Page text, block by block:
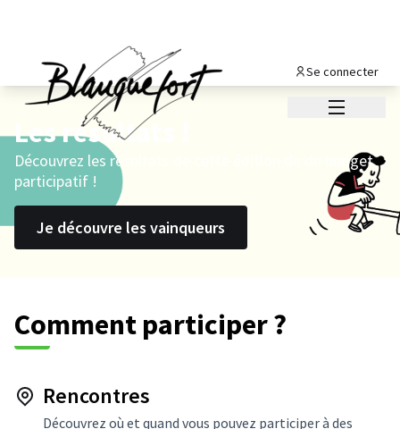
Se connecter
Les résultats !
Découvrez les résultats de cette édition du du budget
participatif !
Je découvre les vainqueurs
Comment participer ?
Rencontres
Découvrez où et quand vous pouvez participer à des